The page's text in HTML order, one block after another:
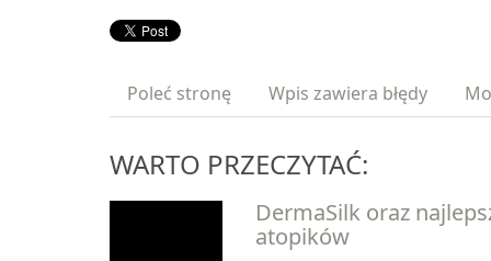
Poleć stronę Wpis zawiera błędy
WARTO PRZECZYTAĆ:
DermaSilk oraz
atopików